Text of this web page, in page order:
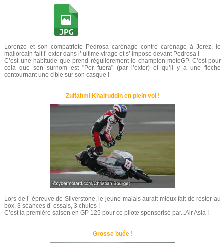
Lorenzo et son compatriote Pedrosa carénage contre carénage à Jerez, le
mallorcain fait l’ exter dans l’ ultime virage et s’ impose devant Pedrosa !
C’est une habitude que prend régulièrement le champion motoGP. C’est pour
cela que son surnom est "Por fuera" (par l’exter) et qu’il y a une flèche
contournant une cible sur son casque !
Zulfahmi Khairuddin en plein vol !
Lors de l’ épreuve de Silverstone, le jeune malais aurait mieux fait de rester au
box, 3 séances d’ essais, 3 chutes !
C’est la première saison en GP 125 pour ce pilote sponsorisé par...Air Asia !
Grosse buée !